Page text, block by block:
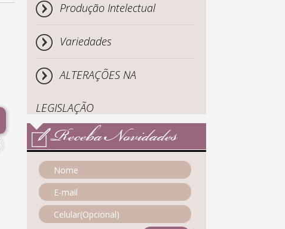
Produção Intelectual
Variedades
ALTERAÇÕES NA
LEGISLAÇÃO
Receba Novidades